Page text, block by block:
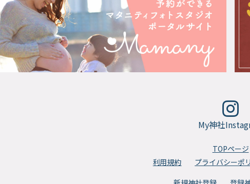
My神社
TOPページ
利用規約
プライバシーポ